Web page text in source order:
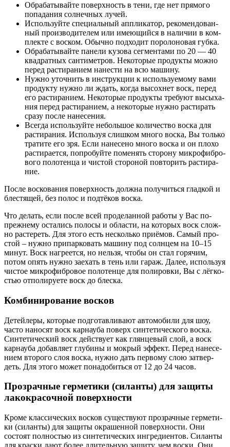
Обра­ба­ты­вай­те поверх­ность в тени, где нет пря­мо­го
попа­да­ния сол­неч­ных лучей.
Исполь­зуй­те спе­ци­аль­ный аппли­ка­тор, реко­мен­до­ван­
ный про­из­во­ди­те­лем или име­ю­щий­ся в нали­чии в ком­
плек­те с вос­ком. Обыч­но под­хо­дит поро­ло­но­вая губ­ка.
Обра­ба­ты­вай­те пане­ли кузо­ва сег­мен­та­ми по 20 — 40
квад­рат­ных сан­ти­мет­ров. Неко­то­рые про­дук­ты мож­но
перед рас­ти­ра­ни­ем нане­сти на всю маши­ну.
Нуж­но уточ­нить в инструк­ции к исполь­зу­е­мо­му вами
про­дук­ту нуж­но ли ждать, когда высох­нет воск, перед
его рас­ти­ра­ни­ем. Неко­то­рые про­дук­ты тре­бу­ют высы­ха­
ния перед рас­ти­ра­ни­ем, а неко­то­рые нуж­но рас­ти­рать
сра­зу после нане­се­ния.
Все­гда исполь­зуй­те неболь­шое коли­че­ство вос­ка для
рас­ти­ра­ния. Исполь­зуя слиш­ком мно­го вос­ка, Вы толь­ко
тра­ти­те его зря. Если нане­се­но мно­го вос­ка и он пло­хо
рас­ти­ра­ет­ся, попро­буй­те поме­нять сто­ро­ну мик­ро­фиб­ро­
во­го поло­тен­ца и чистой сто­ро­ной повто­рить рас­ти­ра­
ние.
После вос­ко­ва­ния поверх­ность долж­на полу­чить­ся глад­кой и
бле­стя­щей, без полос и под­тё­ков вос­ка.
Что делать, если после всей про­де­лан­ной рабо­ты у Вас по-
преж­не­му оста­лись поло­сы и обла­сти, на кото­рых воск слож­
но рас­те­реть. Для это­го есть несколь­ко при­ё­мов. Самый про­
стой – нуж­но при­пар­ко­вать маши­ну под солн­цем на 10–15
минут. Воск нагре­ет­ся, но нель­зя, что­бы он стал горя­чим,
потом опять нуж­но заехать в тень или гараж. Далее, исполь­зуя
чистое мик­ро­фиб­ро­вое поло­тен­це для поли­ров­ки, Вы с лёг­ко­
стью отпо­ли­ру­е­те воск до блес­ка.
Комбинирование восков
Детей­ле­ры, кото­рые под­го­тав­ли­ва­ют авто­мо­би­ли для шоу,
часто нано­сят воск кар­нау­ба поверх син­те­ти­че­ско­го вос­ка.
Син­те­ти­че­ский воск дей­ству­ет как глян­це­вый слой, а воск
кар­нау­ба добав­ля­ет глу­би­ны и мок­рый эффект. Перед нане­се­
ни­ем вто­ро­го слоя вос­ка, нуж­но дать пер­во­му слою затвер­
деть. Для это­го может пона­до­бить­ся от 12 до 24 часов.
Прозрачные герметики (силанты) для защиты
лакокрасочной поверхности
Кро­ме клас­си­че­ских вос­ков суще­ству­ют про­зрач­ные гер­ме­ти­
ки (силан­ты) для защи­ты окра­шен­ной поверх­но­сти. Они
состо­ят пол­но­стью из син­те­ти­че­ских ингре­ди­ен­тов. Силан­ты
для крас­ки дают более дли­тель­ную защи­ту, чем вос­ки. Они